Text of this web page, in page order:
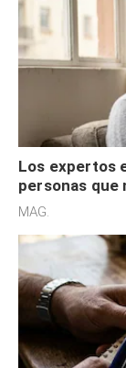
Los expertos
personas que
redes
MAG.